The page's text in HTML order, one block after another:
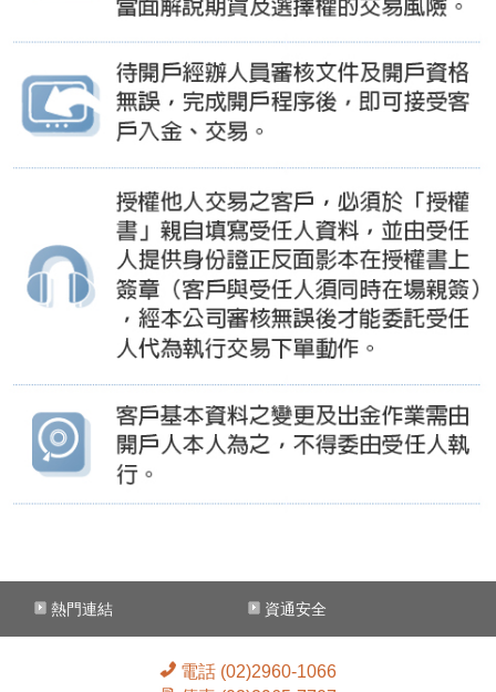
熱門連結 資通安全
電話 (02)2960-1066